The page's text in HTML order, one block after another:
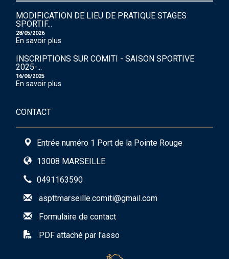
MODIFICATION DE LIEU DE PRATIQUE STAGES
SPORTIF...
28/05/2026
En savoir plus
INSCRIPTIONS SUR COMITI - SAISON SPORTIVE
2025-...
16/06/2025
En savoir plus
CONTACT
Entrée numéro 1 Port de la Pointe Rouge
13008 MARSEILLE
0491163590
aspttmarseille.comiti@gmail.com
Formulaire de contact
PDF attaché par l'asso